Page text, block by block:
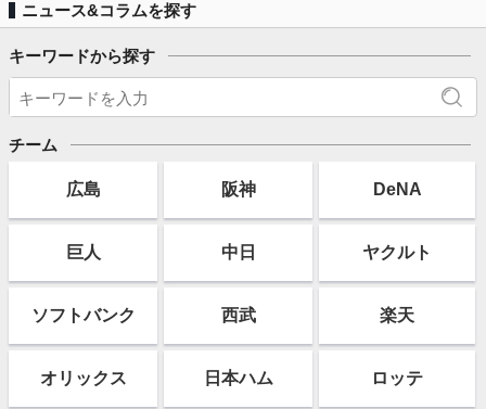
ニュース&コラムを探す
キーワードから探す
チーム
広島 阪神 DeNA
巨人 中日 ヤクルト
ソフトバンク 西武 楽天
オリックス 日本ハム ロッテ